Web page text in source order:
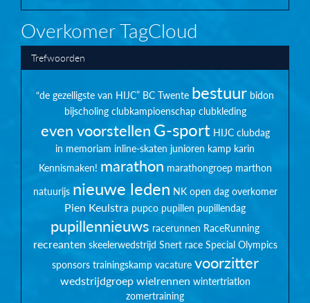
Overkomer TagCloud
Trefwoorden
“de gezelligste van HIJC” BC Twente bestuur bidon
bijscholing clubkampioenschap clubkleding
even voorstellenG-sport HIJC clubdag
in memoriam inline-skaten junioren kamp karin
Kennismaken! marathon marathongroep marthon
natuurijs nieuwe leden NK open dag overkomer
Pien Keulstra pupco pupillen pupillendag
pupillennieuws racerunnen RaceRunning
recreanten skeelerwedstrijd Snert race Special Olympics
sponsors trainingskamp vacature voorzitter
wedstrijdgroepwielrennen wintertriatlon
zomertraining